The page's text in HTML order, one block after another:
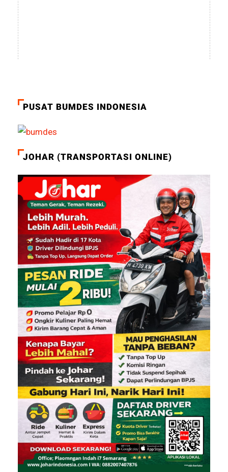
PUSAT BUMDES INDONESIA
JOHAR (TRANSPORTASI ONLINE)